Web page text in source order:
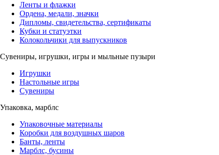
Ленты и флажки
Ордена, медали, значки
Дипломы, свидетельства, сертификаты
Кубки и статуэтки
Колокольчики для выпускников
Сувениры, игрушки, игры и мыльные пузыри
Игрушки
Настольные игры
Сувениры
Упаковка, марблс
Упаковочные материалы
Коробки для воздушных шаров
Банты, ленты
Марблс, бусины